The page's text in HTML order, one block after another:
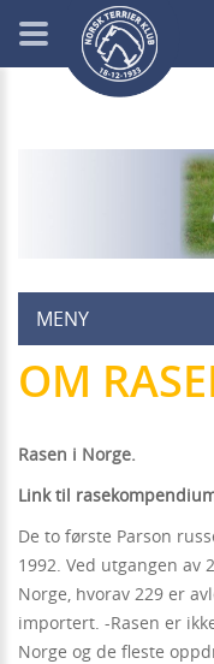
MENY
OM
Rasen i
Link til
De to første Parson
1992. Ved utgangen av
Norge, hvorav 229 er
importert. -Rasen er
Norge og de fleste